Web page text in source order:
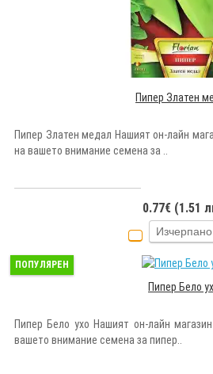
Пипер Златен
Пипер Златен медал Нашият он-лайн
на вашето внимание семена за ..
0.77€ (1.51
Изчерпано
ПОПУЛЯРЕН
Пипер Бело
Пипер Бело ухо Нашият он-лайн
вашето внимание семена за пипер..